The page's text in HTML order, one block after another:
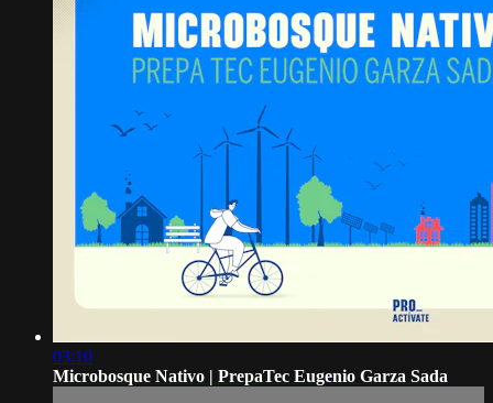
03:10
Microbosque Nativo | PrepaTec Eugenio Garza Sada